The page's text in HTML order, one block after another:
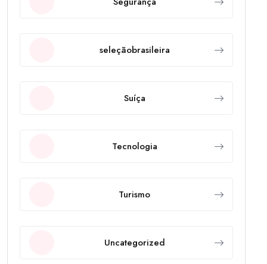
seleçãobrasileira
Suíça
Tecnologia
Turismo
Uncategorized